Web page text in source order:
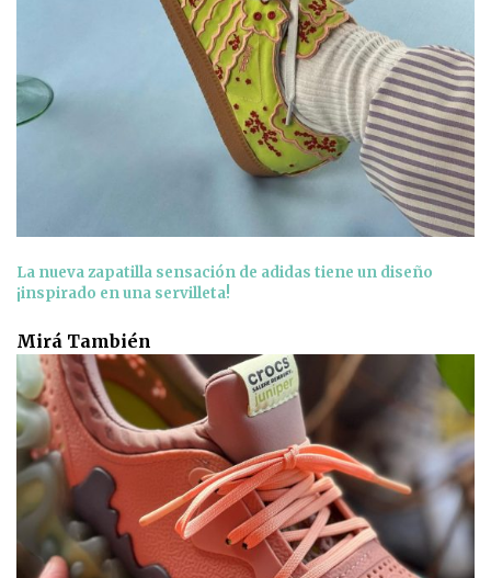
La nueva zapatilla sensación de adidas tiene un diseño
¡inspirado en una servilleta!
Mirá También